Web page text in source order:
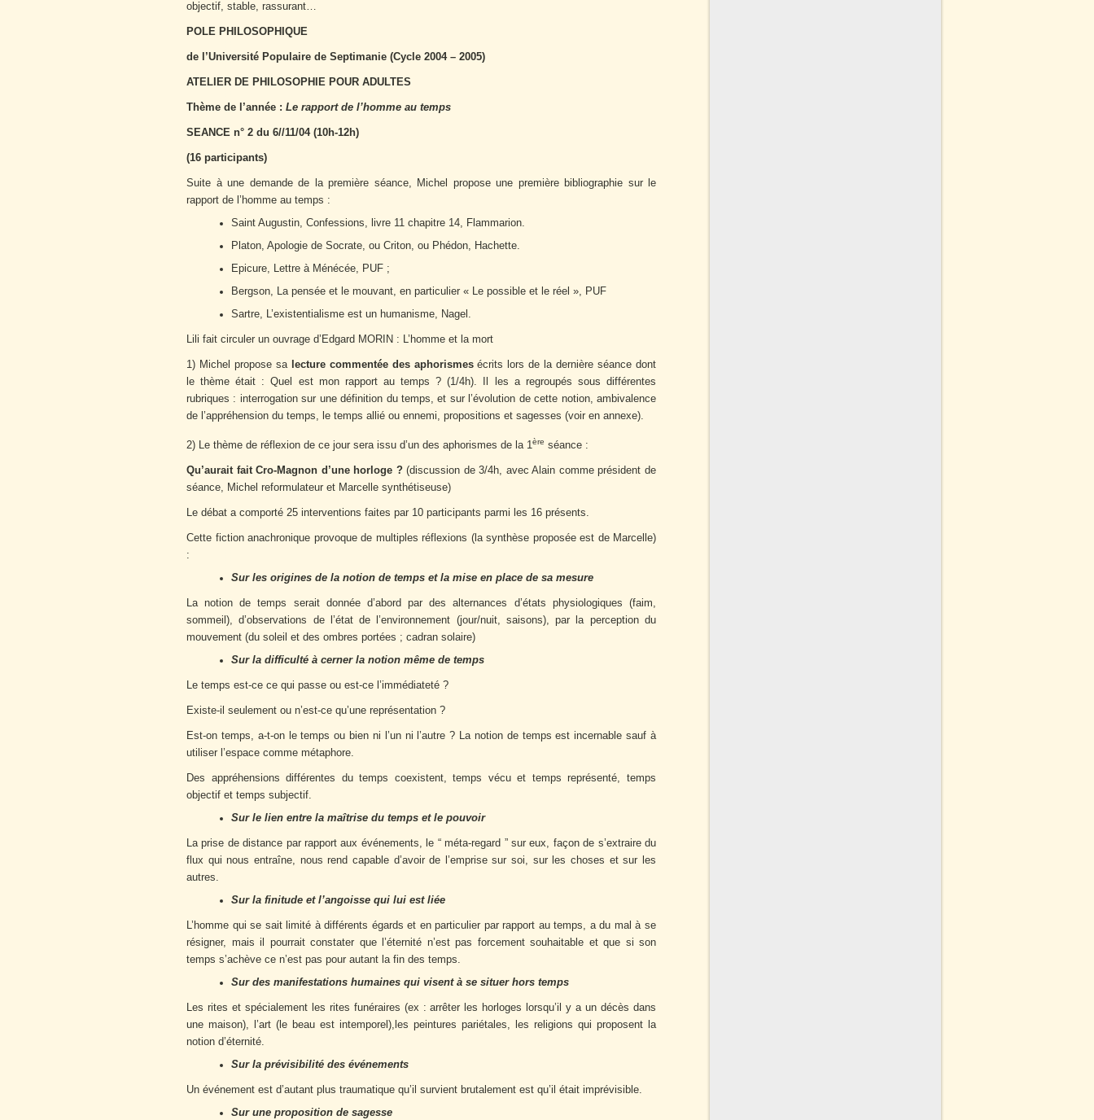
objectif, stable, rassurant…
POLE PHILOSOPHIQUE
de l’Université Populaire de Septimanie (Cycle 2004 – 2005)
ATELIER DE PHILOSOPHIE POUR ADULTES
Thème de l’année : Le rapport de l’homme au temps
SEANCE n° 2 du 6//11/04 (10h-12h)
(16 participants)
Suite à une demande de la première séance, Michel propose une première bibliographie sur le
rapport de l’homme au temps :
Saint Augustin, Confessions, livre 11 chapitre 14, Flammarion.
Platon, Apologie de Socrate, ou Criton, ou Phédon, Hachette.
Epicure, Lettre à Ménécée, PUF ;
Bergson, La pensée et le mouvant, en particulier « Le possible et le réel », PUF
Sartre, L’existentialisme est un humanisme, Nagel.
Lili fait circuler un ouvrage d’Edgard MORIN : L’homme et la mort
1) Michel propose sa lecture commentée des aphorismesécrits lors de la dernière séance dont
le thème était : Quel est mon rapport au temps ? (1/4h). Il les a regroupés sous différentes
rubriques : interrogation sur une définition du temps, et sur l’évolution de cette notion, ambivalence
de l’appréhension du temps, le temps allié ou ennemi, propositions et sagesses (voir en annexe).
2) Le thème de réflexion de ce jour sera issu d’un des aphorismes de la 1ère séance :
Qu’aurait fait Cro-Magnon d’une horloge ?(discussion de 3/4h, avec Alain comme président de
séance, Michel reformulateur et Marcelle synthétiseuse)
Le débat a comporté 25 interventions faites par 10 participants parmi les 16 présents.
Cette fiction anachronique provoque de multiples réflexions (la synthèse proposée est de Marcelle)
:
Sur les origines de la notion de temps et la mise en place de sa mesure
La notion de temps serait donnée d’abord par des alternances d’états physiologiques (faim,
sommeil), d’observations de l’état de l’environnement (jour/nuit, saisons), par la perception du
mouvement (du soleil et des ombres portées ; cadran solaire)
Sur la difficulté à cerner la notion même de temps
Le temps est-ce ce qui passe ou est-ce l’immédiateté ?
Existe-il seulement ou n’est-ce qu’une représentation ?
Est-on temps, a-t-on le temps ou bien ni l’un ni l’autre ? La notion de temps est incernable sauf à
utiliser l’espace comme métaphore.
Des appréhensions différentes du temps coexistent, temps vécu et temps représenté, temps
objectif et temps subjectif.
Sur le lien entre la maîtrise du temps et le pouvoir
La prise de distance par rapport aux événements, le “ méta-regard ” sur eux, façon de s’extraire du
flux qui nous entraîne, nous rend capable d’avoir de l’emprise sur soi, sur les choses et sur les
autres.
Sur la finitude et l’angoisse qui lui est liée
L’homme qui se sait limité à différents égards et en particulier par rapport au temps, a du mal à se
résigner, mais il pourrait constater que l’éternité n’est pas forcement souhaitable et que si son
temps s’achève ce n’est pas pour autant la fin des temps.
Sur des manifestations humaines qui visent à se situer hors temps
Les rites et spécialement les rites funéraires (ex : arrêter les horloges lorsqu’il y a un décès dans
une maison), l’art (le beau est intemporel),les peintures pariétales, les religions qui proposent la
notion d’éternité.
Sur la prévisibilité des événements
Un événement est d’autant plus traumatique qu’il survient brutalement est qu’il était imprévisible.
Sur une proposition de sagesse